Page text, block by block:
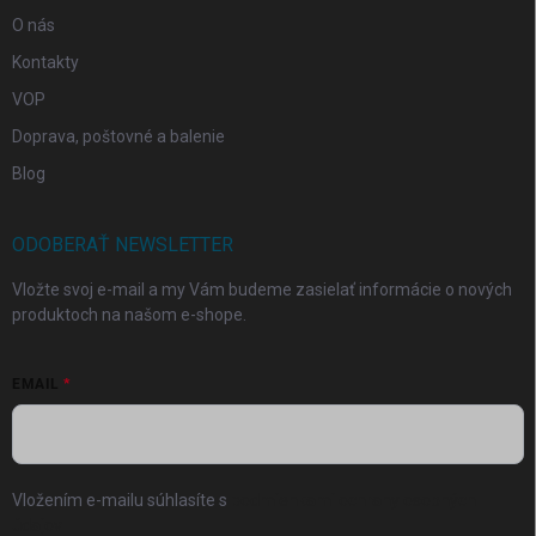
O nás
Kontakty
VOP
Doprava, poštovné a balenie
Blog
ODOBERAŤ NEWSLETTER
Vložte svoj e-mail a my Vám budeme zasielať informácie o nových
produktoch na našom e-shope.
Vložením e-mailu súhlasíte s